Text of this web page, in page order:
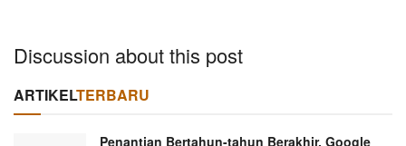
Discussion about this post
ARTIKELTERBARU
Penantian Bertahun-tahun Berakhir, Google